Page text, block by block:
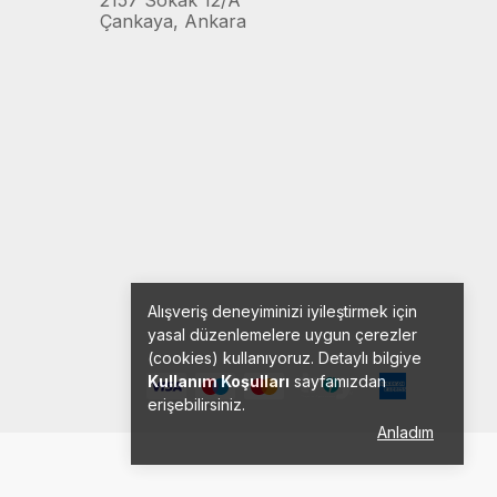
Alışveriş deneyiminizi iyileştirmek için
yasal düzenlemelere uygun çerezler
(cookies) kullanıyoruz. Detaylı bilgiye
Kullanım Koşulları sayfamızdan
erişebilirsiniz.
Anladım
Çankaya, Ankara